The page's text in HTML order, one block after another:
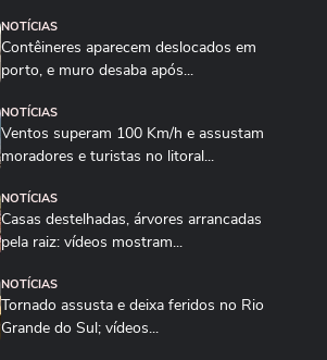
NOTÍCIAS
Contêineres aparecem deslocados em
porto, e muro desaba após...
NOTÍCIAS
Ventos superam 100 Km/h e assustam
moradores e turistas no litoral...
NOTÍCIAS
Casas destelhadas, árvores arrancadas
pela raiz: vídeos mostram...
NOTÍCIAS
Tornado assusta e deixa feridos no Rio
Grande do Sul; vídeos...